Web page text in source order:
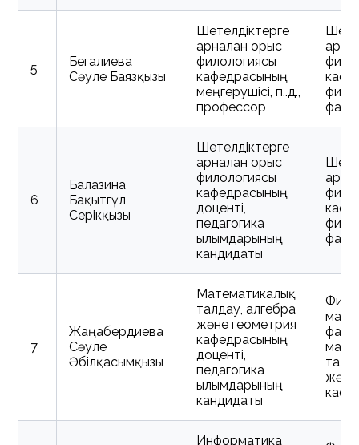
5
Бегалиева
Сәуле Баязқызы
Шетелдіктерге
арналған орыс
филологиясы
кафедрасының
меңгерушісі, п.ғ.д.,
профессор
6
Балғазина
Бақытгүл
Серікқызы
Шетелдіктерге
арналған орыс
филологиясы
кафедрасының
доценті,
педагогика
ғылымдарының
кандидаты
7
Жаңабердиева
Сәуле
Әбілқасымқызы
Математикалық
талдау, алгебра
және геометрия
кафедрасының
доценті,
педагогика
ғылымдарының
кандидаты
және
Информатика